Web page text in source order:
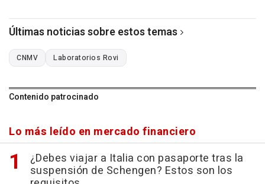
Últimas noticias sobre estos temas
CNMV Laboratorios Rovi
Contenido patrocinado
Lo más leído en mercado financiero
¿Debes viajar a Italia con pasaporte tras la
suspensión de Schengen? Estos son los